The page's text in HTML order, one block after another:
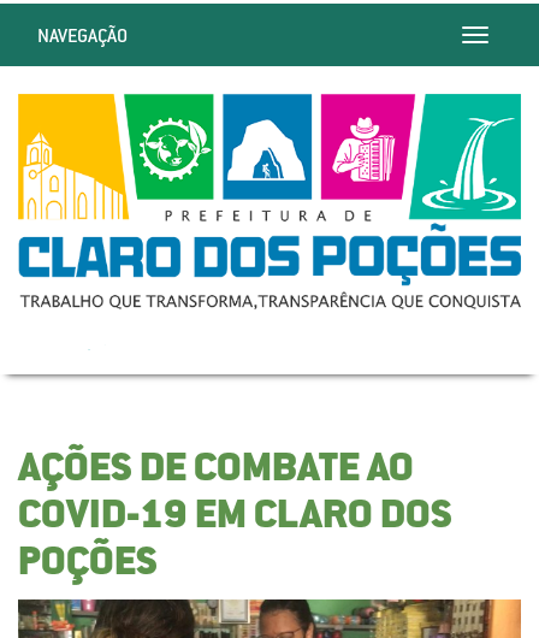
Toggle
NAVEGAÇÃO
AÇÕES DE COMBATE AO
COVID-19 EM CLARO DOS
POÇÕES